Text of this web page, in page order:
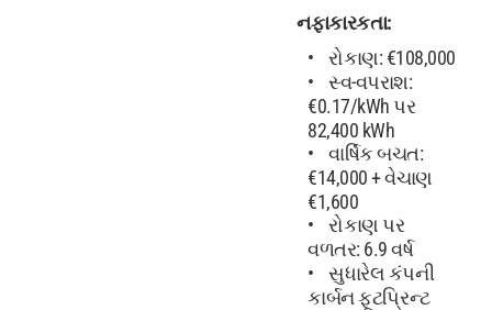
નફાકારકતા:
રોકાણ: €108,000
સ્વ-વપરાશ:
€0.17/kWh પર
82,400 kWh
વાર્ષિક બચત:
€14,000 + વેચાણ
€1,600
રોકાણ પર
વળતર: 6.9 વર્ષ
સુધારેલ કંપની
કાર્બન ફૂટપ્રિન્ટ